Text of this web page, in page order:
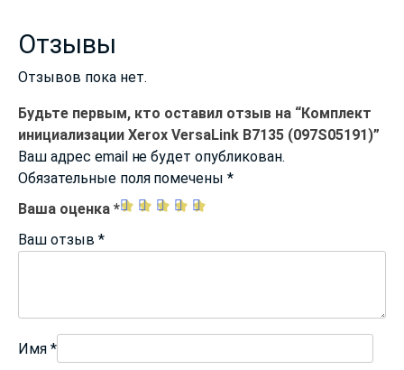
Отзывы
Отзывов пока нет.
Будьте первым, кто оставил отзыв на “Комплект
инициализации Xerox VersaLink B7135 (097S05191)”
Ваш адрес email не будет опубликован.
Обязательные поля помечены*
Ваша оценка *
Ваш отзыв *
Имя *